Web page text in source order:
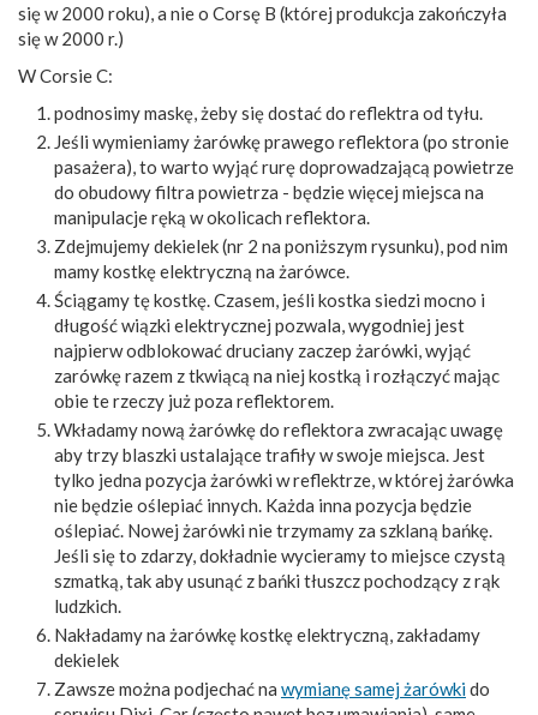
się w 2000 roku), a nie o Corsę B (której produkcja zakończyła
się w 2000 r.)
W Corsie C:
podnosimy maskę, żeby się dostać do reflektra od tyłu.
Jeśli wymieniamy żarówkę prawego reflektora (po stronie
pasażera), to warto wyjąć rurę doprowadzającą powietrze
do obudowy filtra powietrza - będzie więcej miejsca na
manipulacje ręką w okolicach reflektora.
Zdejmujemy dekielek (nr 2 na poniższym rysunku), pod nim
mamy kostkę elektryczną na żarówce.
Ściągamy tę kostkę. Czasem, jeśli kostka siedzi mocno i
długość wiązki elektrycznej pozwala, wygodniej jest
najpierw odblokować druciany zaczep żarówki, wyjąć
zarówkę razem z tkwiącą na niej kostką i rozłączyć mając
obie te rzeczy już poza reflektorem.
Wkładamy nową żarówkę do reflektora zwracając uwagę
aby trzy blaszki ustalające trafiły w swoje miejsca. Jest
tylko jedna pozycja żarówki w reflektrze, w której żarówka
nie będzie oślepiać innych. Każda inna pozycja będzie
oślepiać. Nowej żarówki nie trzymamy za szklaną bańkę.
Jeśli się to zdarzy, dokładnie wycieramy to miejsce czystą
szmatką, tak aby usunąć z bańki tłuszcz pochodzący z rąk
ludzkich.
Nakładamy na żarówkę kostkę elektryczną, zakładamy
dekielek
Zawsze można podjechać na wymianę samej żarówkido